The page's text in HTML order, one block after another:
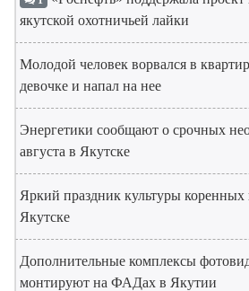
якутской охотничьей лайки
Молодой человек ворвался в
девочке и напал на нее
Энергетики сообщают о срочных
августа в Якутске
Яркий праздник культуры коренных
Якутске
Дополнительные комплексы
монтируют на ФАДах в Якутии